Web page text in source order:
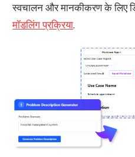
स्वचालन और मानकीकरण के लिए
मॉडलिंग प्रक्रिया.